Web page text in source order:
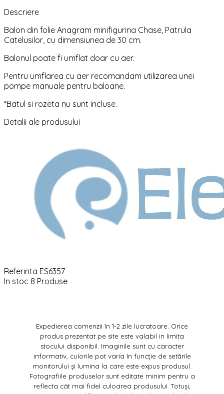
Descriere
Balon din folie Anagram minifigurina Chase, Patrula
Catelusilor, cu dimensiunea de 30 cm.
Balonul poate fi umflat doar cu aer.
Pentru umflarea cu aer recomandam utilizarea unei
pompe manuale pentru baloane.
*Batul si rozeta nu sunt incluse.
Detalii ale produsului
Referinta ES6357
In stoc 8 Produse
Expedierea comenzii în 1-2 zile lucratoare. Orice
produs prezentat pe site este valabil in limita
stocului disponibil. Imaginile sunt cu caracter
informativ, culorile pot varia în funcție de setările
monitorului și lumina la care este expus produsul.
Fotografiile produselor sunt editate minim pentru a
reflecta cât mai fidel culoarea produsului. Totuși,